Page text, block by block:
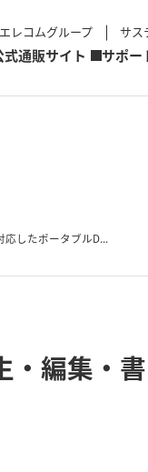
エレコムグループ サス
式通販サイト サポー
したポータブルD...
編集・